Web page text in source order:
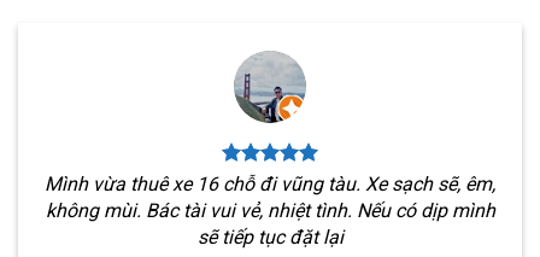
Mình vừa thuê xe 16 chỗ đi vũng tàu. Xe sạch sẽ, êm,
không mùi. Bác tài vui vẻ, nhiệt tình. Nếu có dịp mình
sẽ tiếp tục đặt lại